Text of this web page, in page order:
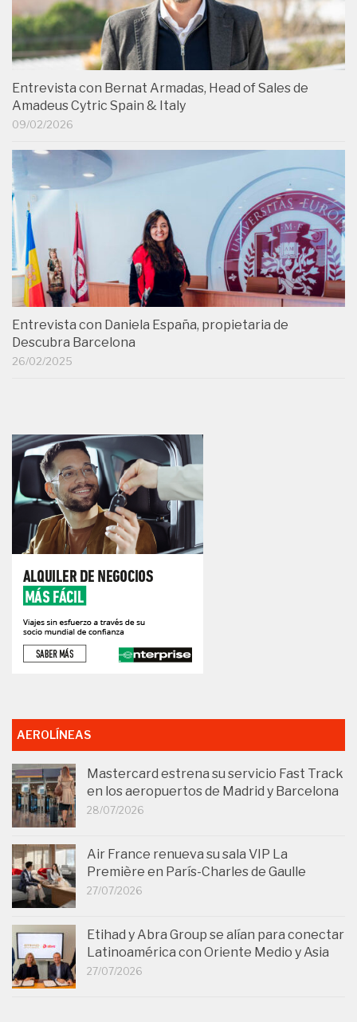
Entrevista con Bernat Armadas, Head of Sales de
Amadeus Cytric Spain & Italy
09/02/2026
Entrevista con Daniela España, propietaria de
Descubra Barcelona
26/02/2025
AEROLÍNEAS
Mastercard estrena su servicio Fast Track
en los aeropuertos de Madrid y Barcelona
28/07/2026
Air France renueva su sala VIP La
Première en París-Charles de Gaulle
27/07/2026
Etihad y Abra Group se alían para conectar
Latinoamérica con Oriente Medio y Asia
27/07/2026